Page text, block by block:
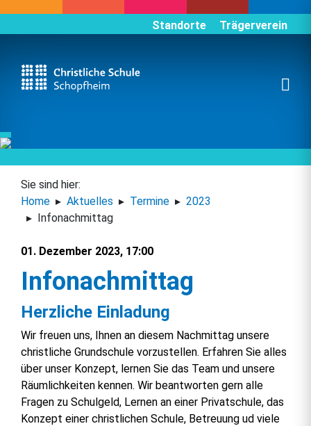
Standorte Trägerverein
Sie sind hier:
Home
Aktuelles Termine
2023
Infonachmittag
01. Dezember 2023, 17:00
Infonachmittag
Herzliche Einladung
Wir freuen uns, Ihnen an diesem Nachmittag unsere
christliche Grundschule vorzustellen. Erfahren Sie alles
über unser Konzept, lernen Sie das Team und unsere
Räumlichkeiten kennen. Wir beantworten gern alle
Fragen zu Schulgeld, Lernen an einer Privatschule, das
Konzept einer christlichen Schule, Betreuung ud viele